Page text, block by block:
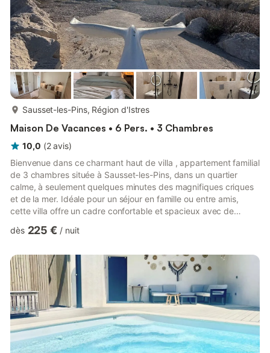
Sausset-les-Pins, Région d'Istres
Maison De Vacances • 6 Pers. • 3 Chambres
10,0 (2 avis)
Bienvenue dans ce charmant haut de villa , appartement familial
de 3 chambres située à Sausset-les-Pins, dans un quartier
calme, à seulement quelques minutes des magnifiques criques
et de la mer. Idéale pour un séjour en famille ou entre amis,
cette villa offre un cadre confortable et spacieux avec de
vacances.- 3 chambres : Spacieuses et lumineuses et
salles de bains : Fonctionnelles et modernes pour plus de
confort.- Jardin privé : Profitez d'un grand jardin avec un
trampolin...
dès 225 € / nuit